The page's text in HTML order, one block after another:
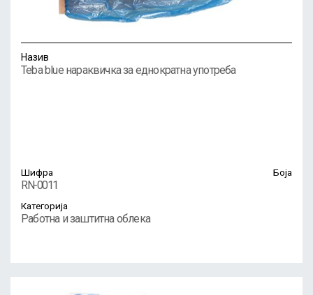
Назив
Teba blue нараквичка за еднократна употреба
Шифра
RN-0011
Боја
Категорија
Работна и заштитна облека